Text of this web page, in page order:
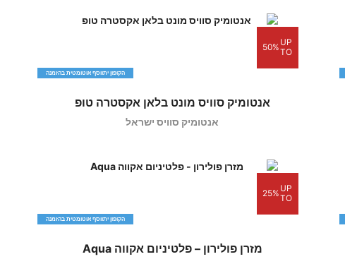
UP
TO
50%
הקופון יתווסף אוטומטית בהזמנה
אנטומיק סוויס מונט בלאן אקסטרה טופ
אנטומיק סוויס ישראל
UP
TO
25%
הקופון יתווסף אוטומטית בהזמנה
מזרן פולירון – פלטיניום אקווה Aqua